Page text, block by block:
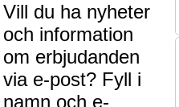
Vill du ha nyheter
och information
om erbjudanden
via e-post? Fyll i
namn och e-